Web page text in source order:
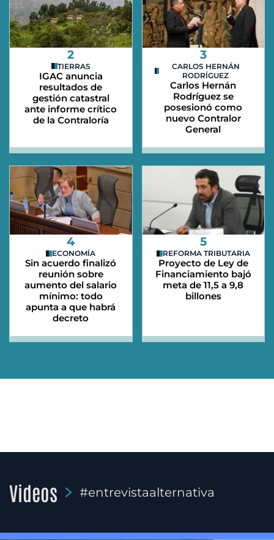
2
TIERRAS
IGAC anuncia
resultados de
gestión catastral
ante informe crítico
de la Contraloría
3
CARLOS HERNÁN
RODRÍGUEZ
Carlos Hernán
Rodríguez se
posesionó como
nuevo Contralor
General
4
ECONOMÍA
Sin acuerdo finalizó
reunión sobre
aumento del salario
mínimo: todo
apunta a que habrá
decreto
5
REFORMA TRIBUTARIA
Proyecto de Ley de
Financiamiento bajó
meta de 11,5 a 9,8
billones
Videos #entrevistaalternativa